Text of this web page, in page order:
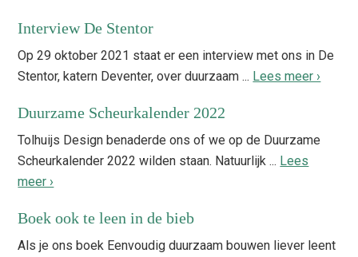
Interview De Stentor
Op 29 oktober 2021 staat er een interview met ons in De
Stentor, katern Deventer, over duurzaam ... Lees meer ›
Duurzame Scheurkalender 2022
Tolhuijs Design benaderde ons of we op de Duurzame
Scheurkalender 2022 wilden staan. Natuurlijk ... Lees
meer ›
Boek ook te leen in de bieb
Als je ons boek Eenvoudig duurzaam bouwen liever leent